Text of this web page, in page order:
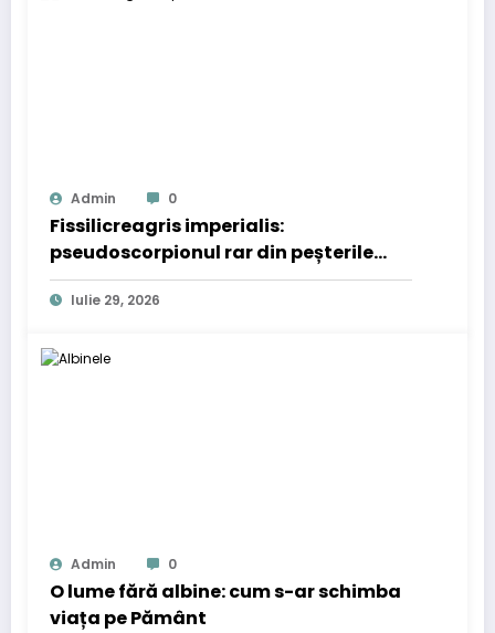
Admin 0
Fissilicreagris imperialis:
pseudoscorpionul rar din peșterile
Californiei
Iulie 29, 2026
Admin 0
O lume fără albine: cum s-ar schimba
viața pe Pământ